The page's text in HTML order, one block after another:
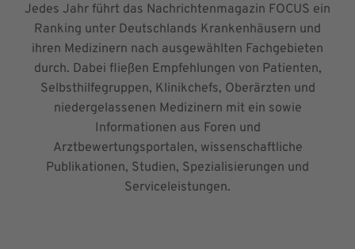
Jedes Jahr führt das Nachrichtenmagazin FOCUS ein
Ranking unter Deutschlands Krankenhäusern und
ihren Medizinern nach ausgewählten Fachgebieten
durch. Dabei fließen Empfehlungen von Patienten,
Selbsthilfegruppen, Klinikchefs, Oberärzten und
niedergelassenen Medizinern mit ein sowie
Informationen aus Foren und
Arztbewertungsportalen, wissenschaftliche
Publikationen, Studien, Spezialisierungen und
Serviceleistungen.